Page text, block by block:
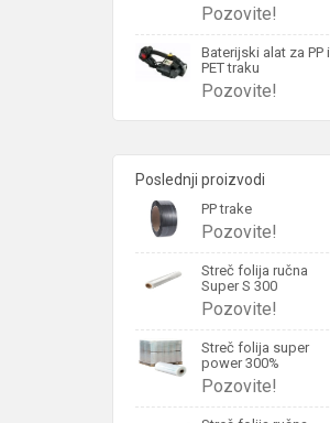
Pozovite!
Baterijski alat za PP i
PET traku
Pozovite!
Poslednji proizvodi
PP trake
Pozovite!
Streč folija ručna
Super S 300
Pozovite!
Streč folija super
power 300%
Pozovite!